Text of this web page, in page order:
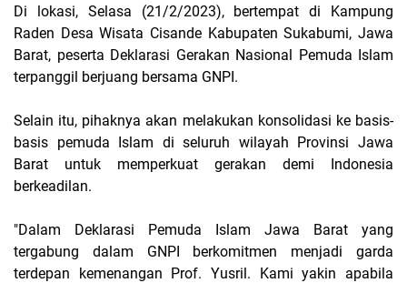
Di lokasi, Selasa (21/2/2023), bertempat di Kampung
Raden Desa Wisata Cisande Kabupaten Sukabumi, Jawa
Barat, peserta Deklarasi Gerakan Nasional Pemuda Islam
terpanggil berjuang bersama GNPI.
Selain itu, pihaknya akan melakukan konsolidasi ke basis-
basis pemuda Islam di seluruh wilayah Provinsi Jawa
Barat untuk memperkuat gerakan demi Indonesia
berkeadilan.
"Dalam Deklarasi Pemuda Islam Jawa Barat yang
tergabung dalam GNPI berkomitmen menjadi garda
terdepan kemenangan Prof. Yusril. Kami yakin apabila